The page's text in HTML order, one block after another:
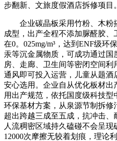
步翻新、文旅度假酒店拆修项目。
企业碳晶板采用竹粉、木粉
成型，出产全程不添加脲醛胶
在0。025mg/m³，达到ENF级环
汞等沉金属物质，可成功通过
房、走廊、卫生间等密闭空间
通风即可投入运营，儿童从题
安心选用。企业自从优化板材出
用出产规范，依托国度级科技
环保基材方案，从泉源节制拆修
超出跨越三成至五成，抗冲击
人流稠密区域持久磕碰不会呈现
12000次摩擦无较着划痕，理论